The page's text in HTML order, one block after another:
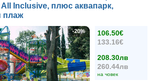
Inclusive, плюс аквапарк,
плаж
106.50€
133.16€
208.30лв
260.44лв
на човек
-20%